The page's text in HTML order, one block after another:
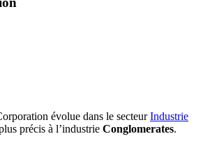
évolue dans le secteurIndustrie
précis à l’industrie Conglomerates.